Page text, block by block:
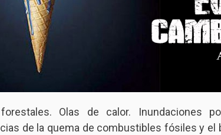
Olas de calor. Inundaciones
de la quema de combustibles fósiles y